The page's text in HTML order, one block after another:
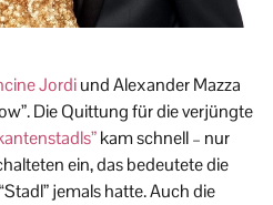
Jordiund Alexander Mazza
Die Quittung für die verjüngte
kam schnell – nur
ein, das bedeutete die
jemals hatte. Auch die